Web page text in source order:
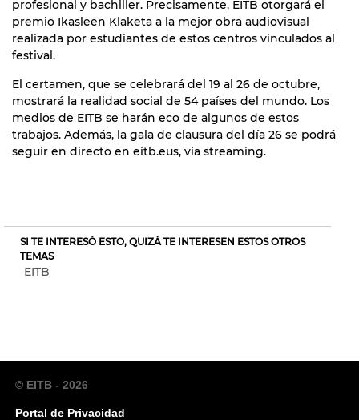
profesional y bachiller. Precisamente, EITB otorgará el
premio Ikasleen Klaketa a la mejor obra audiovisual
realizada por estudiantes de estos centros vinculados al
festival.
El certamen, que se celebrará del 19 al 26 de octubre,
mostrará la realidad social de 54 países del mundo. Los
medios de EITB se harán eco de algunos de estos
trabajos. Además, la gala de clausura del día 26 se podrá
seguir en directo en eitb.eus, vía streaming.
SI TE INTERESÓ ESTO, QUIZÁ TE INTERESEN ESTOS OTROS
TEMAS
EITB
© EITB - 2026
Portal de Privacidad